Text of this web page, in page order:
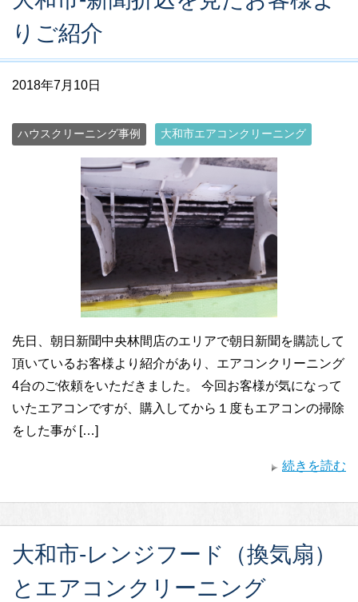
りご紹介
2018年7月10日
ハウスクリーニング事例 大和市エアコンクリーニング
先日、朝日新聞中央林間店のエリアで朝日新聞を購読して
頂いているお客様より紹介があり、エアコンクリーニング
4台のご依頼をいただきました。 今回お客様が気になって
いたエアコンですが、購入してから１度もエアコンの掃除
をした事が […]
続きを読む
大和市-レンジフード（換気扇）
とエアコンクリーニング